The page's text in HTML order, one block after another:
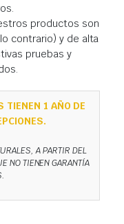
productos son
contrario) y de alta
pruebas y
TIENEN 1 AÑO DE
A PARTIR DEL
NO TIENEN GARANTÍA